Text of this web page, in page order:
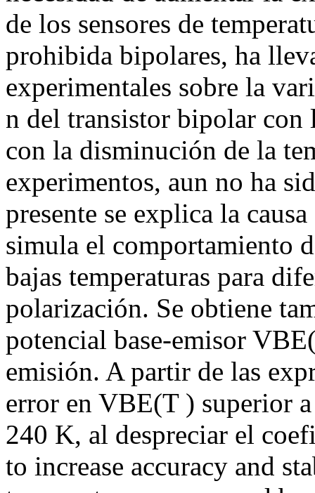
de los sensores de
prohibida bipolares, ha
experimentales sobre la
n del transistor bipolar con
con la disminución de la
experimentos, aun no ha
presente se explica la
simula el comportamiento
bajas temperaturas para
polarización. Se obtiene
potencial base-emisor
emisión. A partir de las
error en VBE(T ) superior
240 K, al despreciar el
to increase accuracy and